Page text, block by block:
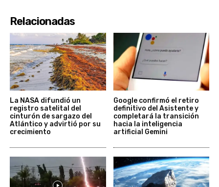
Relacionadas
La NASA difundió un
registro satelital del
cinturón de sargazo del
Atlántico y advirtió por su
crecimiento
Google confirmó el retiro
definitivo del Asistente y
completará la transición
hacia la inteligencia
artificial Gemini